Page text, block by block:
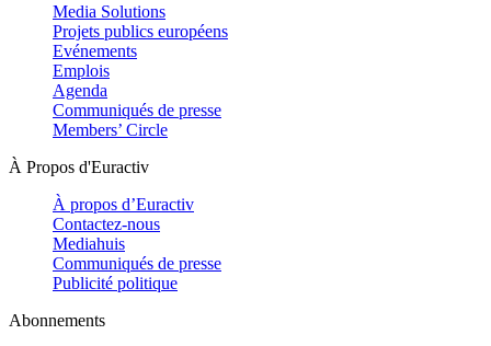
Media Solutions
Projets publics européens
Evénements
Emplois
Agenda
Communiqués de presse
Members’ Circle
À Propos d'Euractiv
À propos d’Euractiv
Contactez-nous
Mediahuis
Communiqués de presse
Publicité politique
Abonnements